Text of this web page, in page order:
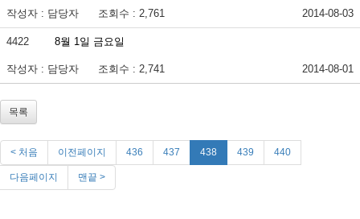
작성자 : 담당자 조회수 : 2,761 2014-08-03
4422 8월 1일 금요일
작성자 : 담당자 조회수 : 2,741 2014-08-01
목록
< 처음 이전페이지 436 437 438 439 440
다음페이지 맨끝 >